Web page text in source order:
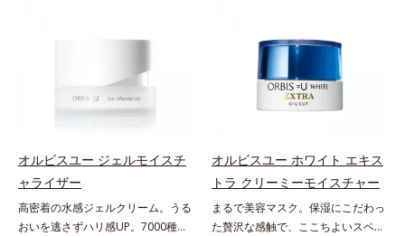
進めたところ、弾力感のない状態で
などが現れている状態である「透明
感のなさ」が、大人の肌印象に大き
な影響を与えていることがわかりま
シリーズは美容成分(*7)として
「G.D.F.アクティベーター(*8)」を
配合。そして、従来から配合してい
る美白(*1)有効成分「トラネキサム
酸」を配合しました。さらに、シリ
ない状態である「ハリのなさ」や、
くすみ(*6)などが現れている状態で
ある「透明感のなさ」が現れること
で大人の肌印象に大きな影響を与え
ていることが分かりました。そこで
容成分(*7)として「G.D.F.アクティ
ベーター(*8)」を配合。そして、従
来から配合している美白有効成分
「トラネキサム酸」を配合しまし
た。さらに、シリーズ共通の美容成
オルビスユー ジェルモイスチ
ャライザー
高密着の水感ジェルクリーム。うる
おいを逃さずハリ感UP。7000種を
オルビスユー ホワイト エキス
トラ クリーミーモイスチャー
まるで美容マスク。保湿にこだわっ
た贅沢な感触で、ここちよいスペシ